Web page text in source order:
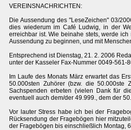
VEREINSNACHRICHTEN:
Die Aussendung des "LeseZeichen" 03/
dies wiederum im Café Ludwig, in der
erreichbar ist. Wie beinahe stets, werde
Aussendung zu beginnen, und mit
Entsprechend ist Dienstag, 21. 2. 2006
unter der Kasseler Fax-Nummer 0049-561-
Im Laufe des Monats März erwartet das
50.000sten Zuhörer (bzw. die 50.000ste
Sachspenden erbeten (vielen Dank für
eventuell auch dem/der 49.999., dem der
Vor lauter Stress habe ich bei der
Rücksendung der Fragebögen hier
der Fragebögen bis einschließlich Montag,